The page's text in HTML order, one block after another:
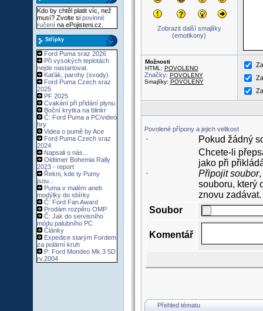
Kdo by chtěl platit víc, než
musí? Zvolte si povinné
ručenína ePojisteni.cz.
Střípky
Ford Puma sraz 2026
Při vysokých teplotách
nejde nastartovat.
Kaťák, parohy (svody)
Ford Puma Czech sraz
2025
PF 2025
Cvakání při přidání plynu
Boční krytka na blinkr
Č: Ford Puma a PC/video
hry
Videa o pumě by Ace
Ford Puma Czech sraz
2024
Napsali o nás...
Oldtimer Bohemia Rally
2023 - report
Řekni, kde ty Pumy
jsou...
Puma v malém aneb
modýlky do sbírky
Č: Ford Fan Award
Prodám rozpěru OMP
Č: Jak do servisního
módu palubního PC
Články
Expedice starým Fordem
za polární kruh
P: Ford Mondeo Mk.3 5D
rv.2004
Zobrazit další smajlíky
(emotikony)
Možnosti
HTML: POVOLENO
Značky: POVOLENY
Smajlíky: POVOLENY
Povolené přípony a jejich velikost
· Pokud žádný
·
Chcete-li
jako při
Připojit soubor,
souboru, který
znovu zadávat.
Soubor
Komentář
Přehled tématu